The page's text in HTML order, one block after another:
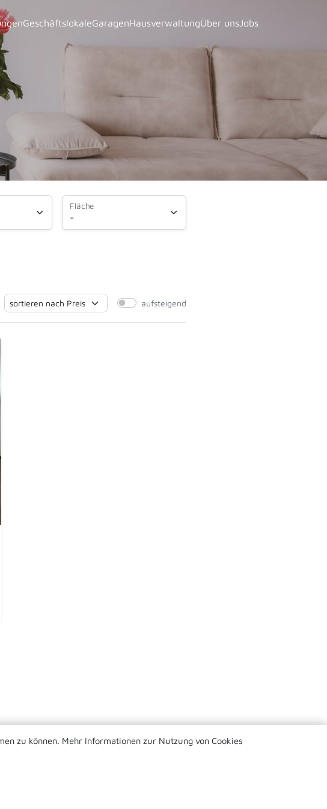
GeschäftslokaleGaragenHausverwaltungÜber uns Jobs
Fläche
aufsteigend
zu können. Mehr Informationen zur Nutzung von Cookies